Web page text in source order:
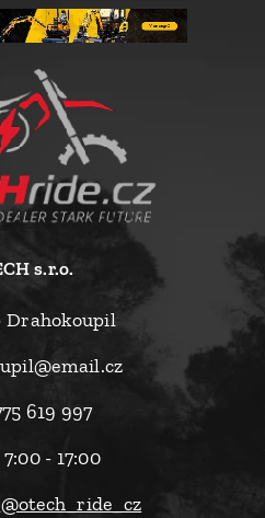
s.r.o.
Drahokoupil
619 997
- 17:00
@otech_ride_cz